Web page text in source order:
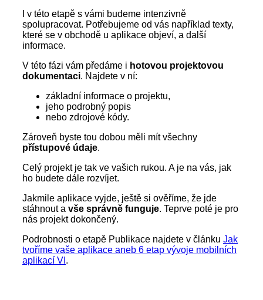
I v této etapě s vámi budeme intenzivně
spolupracovat. Potřebujeme od vás například texty,
které se v obchodě u aplikace objeví, a další
informace.
V této fázi vám předáme i hotovou projektovou
dokumentaci. Najdete v ní:
základní informace o projektu,
jeho podrobný popis
nebo zdrojové kódy.
Zároveň byste tou dobou měli mít všechny
přístupové údaje.
Celý projekt je tak ve vašich rukou. A je na vás, jak
ho budete dále rozvíjet.
Jakmile aplikace vyjde, ještě si ověříme, že jde
stáhnout a vše správně funguje. Teprve poté je pro
nás projekt dokončený.
Podrobnosti o etapě Publikace najdete v článku Jak
tvoříme vaše aplikace aneb 6 etap vývoje mobilních
aplikací VI .